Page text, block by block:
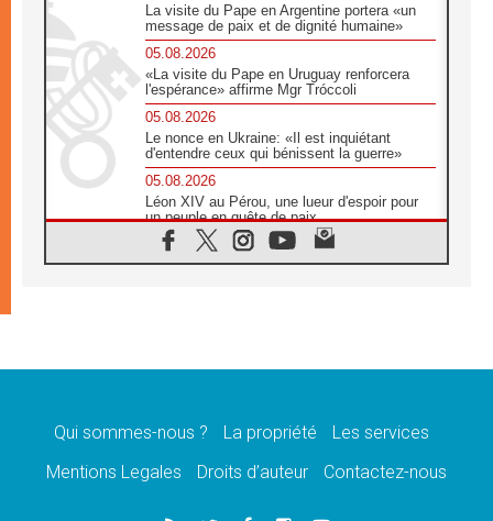
La visite du Pape en Argentine portera «un
message de paix et de dignité humaine»
05.08.2026
«La visite du Pape en Uruguay renforcera
l'espérance» affirme Mgr Tróccoli
05.08.2026
Le nonce en Ukraine: «Il est inquiétant
d'entendre ceux qui bénissent la guerre»
05.08.2026
Léon XIV au Pérou, une lueur d'espoir pour
un peuple en quête de paix
05.08.2026
SCEAM: L'Église en Afrique vers
en Argentine et au Pérou
Audience générale: la prière est un acte
04.08.2026
Qui sommes-nous ? La propriété
Les services
Mentions Legales
Droits d’auteur Contactez-nous